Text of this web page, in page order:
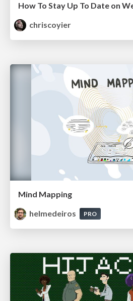
How To Stay Up To Date on
chriscoyier
Mind Mapping
helmedeiros
PRO